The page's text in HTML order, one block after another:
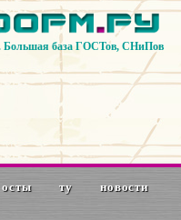
Большая база ГОСТов, СНиПов
осты ту новости